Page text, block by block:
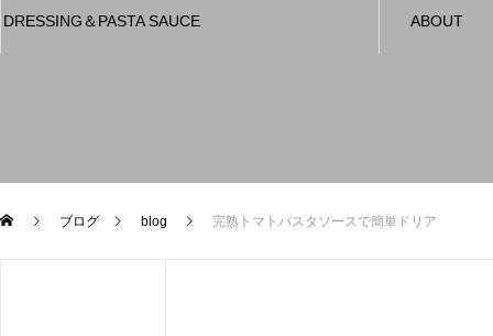
DRESSING＆PASTA SAUCE
ABOUT
ブログ blog 完熟トマトパスタソースで簡単ドリア